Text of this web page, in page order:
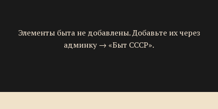
Элементы быта не добавлены. Добавьте их через
админку → «Быт СССР».